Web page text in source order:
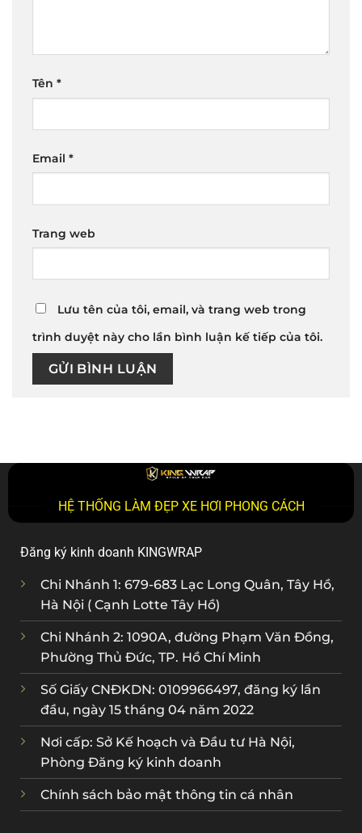
Tên *
Email *
Trang web
Lưu tên của tôi, email, và trang web trong
trình duyệt này cho lần bình luận kế tiếp của tôi.
HỆ THỐNG LÀM ĐẸP XE HƠI PHONG CÁCH
Đăng ký kinh doanh KINGWRAP
Chi Nhánh 1: 679-683 Lạc Long Quân, Tây Hồ,
Hà Nội ( Cạnh Lotte Tây Hồ)
Chi Nhánh 2: 1090A, đường Phạm Văn Đồng,
Phường Thủ Đức, TP. Hồ Chí Minh
Số Giấy CNĐKDN: 0109966497, đăng ký lần
đầu, ngày 15 tháng 04 năm 2022
Nơi cấp: Sở Kế hoạch và Đầu tư Hà Nội,
Phòng Đăng ký kinh doanh
Chính sách bảo mật thông tin cá nhân